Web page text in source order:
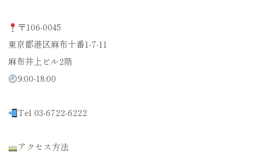
〒106-0045
東京都港区麻布十番1-7-11
麻布井上ビル2階
9:00-18:00
Tel 03-6722-6222
アクセス方法